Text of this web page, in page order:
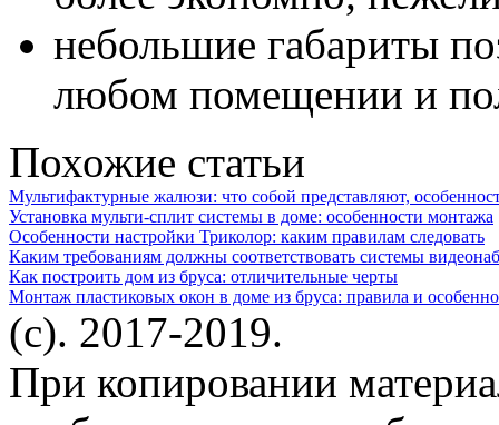
небольшие габариты
любом помещении и
Похожие статьи
Мультифактурные жалюзи: что собой представляют,
Установка мульти-сплит системы в доме: особенности монтажа
Особенности настройки Триколор: каким правилам следовать
Каким требованиям должны соответствовать системы
Как построить дом из бруса: отличительные черты
Монтаж пластиковых окон в доме из бруса: правила и
(c). 2017-2019.
При копировании